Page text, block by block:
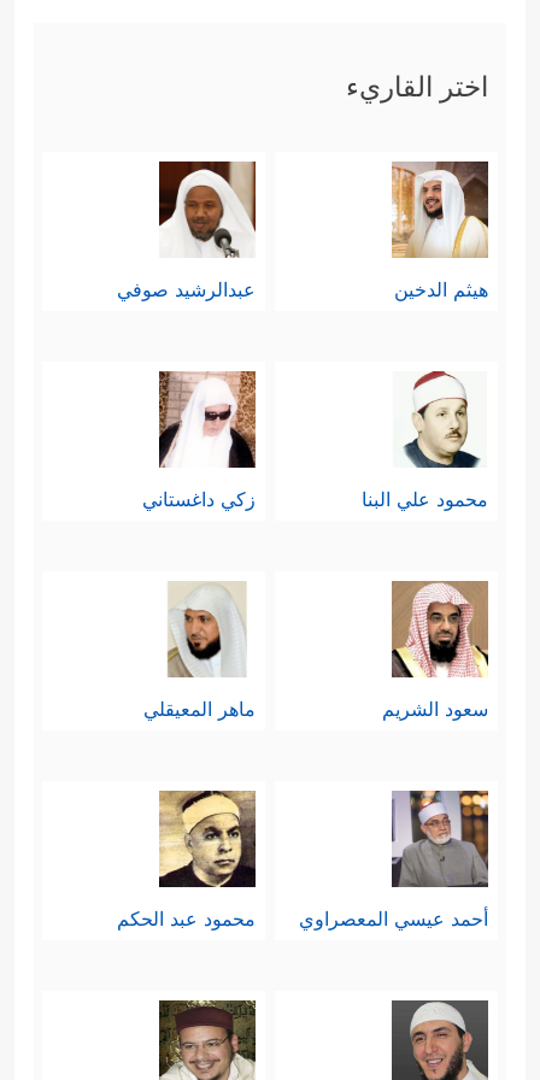
ثانيًا: العلم شرط الاستخلاف الأول:
حينما قدَّم الملائكة أنفسهم تقربًا إلى
بارئهم بما عندهم من حسن التعبُّد:
تعالى عليهم:
﴿وَعَلَّمَ ءَادَمَ ٱلۡأَسۡمَاۤءَ كُلَّهَا﴾
فالعلم الذي ميَّز الله به آدم هو الذي
يؤهّله لهذا الاستخلاف، وهي إشارةٌ إلى
العلم.
من الله تعالى، فهذه هي القيمة الكبرى
التي تُستنبط من ذلك السجود، أما
الغيب بلا دليل، وقياس الغيب على عالم
الشهادة لا يصح، واستنباط حكم فقهي
اختر القاريء
هيثم الدخين عبدالرشيد صوفي
محمود علي البنا زكي داغستاني
سعود الشريم ماهر المعيقلي
أحمد عيسي المعصراوي محمود عبد الحكم